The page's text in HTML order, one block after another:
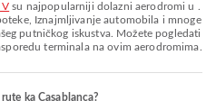
V su najpopularniji dolazni aerodromi u .
Iznajmljivanje automobila i mnoge
putničkog iskustva. Možete pogledati
terminala na ovim aerodromima.
ka Casablanca?